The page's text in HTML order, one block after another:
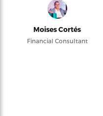
Moises Cortés
Financial Consultant